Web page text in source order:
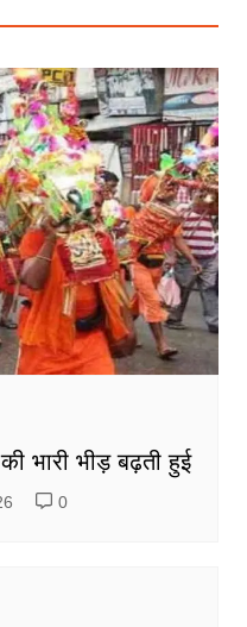
की भारी भीड़ बढ़ती हुई
0